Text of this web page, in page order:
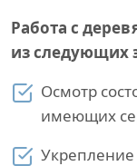
Работа с
из следующих
Осмотр
имеющих
Укрепление